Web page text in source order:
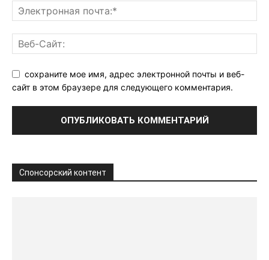
сохраните мое имя, адрес электронной почты и веб-
сайт в этом браузере для следующего комментария.
Спонсорский контент